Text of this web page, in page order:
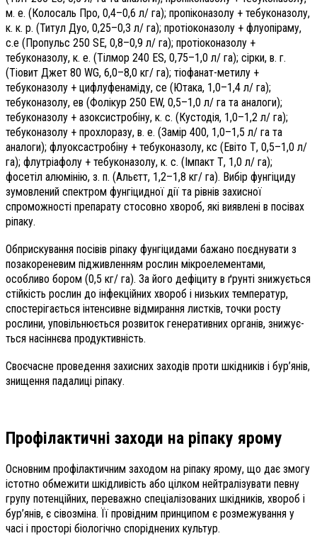
м. е. (Колосаль Про, 0,4–0,6 л/ га); пропіконазолу + тебуконазолу,
к. к. р. (Титул Дуо, 0,25–0,3 л/ га); протіоконазолу + флуопіраму,
с.е (Пропульс 250 SE, 0,8–0,9 л/ га); протіоконазолу +
тебуконазолу, к. е. (Тілмор 240 ES, 0,75–1,0 л/ га); сірки, в. г.
(Тіовит Джет 80 WG, 6,0–8,0 кг/ га); тіофанат-метилу +
тебуконазолу + цифлуфенаміду, се (Ютака, 1,0–1,4 л/ га);
тебуконазолу, ев (Фолікур 250 EW, 0,5–1,0 л/ га та аналоги);
тебуконазолу + азоксистробіну, к. с. (Кустодія, 1,0–1,2 л/ га);
тебуконазолу + прохлоразу, в. е. (Замір 400, 1,0–1,5 л/ га та
аналоги); флуоксастробіну + тебуконазолу, кс (Евіто Т, 0,5–1,0 л/
га); флутріафолу + тебуконазолу, к. с. (Імпакт Т, 1,0 л/ га);
фосетіл алюмінію, з. п. (Альєтт, 1,2–1,8 кг/ га). Вибір фунгіциду
зумовлений спектром фунгіцидної дії та рівнів захисної
спроможності препарату стосовно хвороб, які виявлені в посівах
ріпаку.
Обприскування посівів ріпаку фунгіцидами бажано поєднувати з
позакореневим підживленням рослин мікроелементами,
особливо бором (0,5 кг/ га). За його дефіциту в ґрунті знижується
стійкість рослин до інфекційних хвороб і низьких температур,
спостерігається інтенсивне відмирання листків, точки росту
рослини, уповільнюється розвиток генеративних органів, знижує­
ться насіннєва продуктивність.
Своєчасне проведення захисних заходів проти шкідників і бур’янів,
знищення падалиці ріпаку.
Профілактичні заходи на ріпаку ярому
Основним профілактичним заходом на ріпаку ярому, що дає змогу
істотно обмежити шкідливість або цілком нейтралізувати певну
групу потенційних, переважно спеціалізованих шкідників, хвороб і
бур’янів, є сівозміна. Її провідним принципом є розмежування у
часі і просторі біологічно споріднених культур.